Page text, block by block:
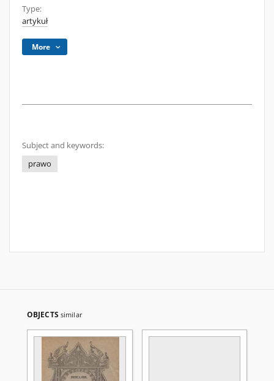
Type:
artykuł
More
Subject and keywords:
prawo
OBJECTS similar